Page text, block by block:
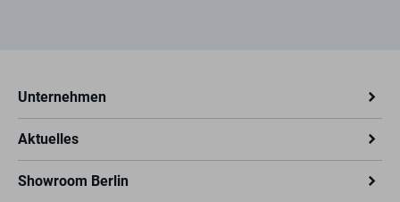
Unternehmen
Aktuelles
Showroom Berlin